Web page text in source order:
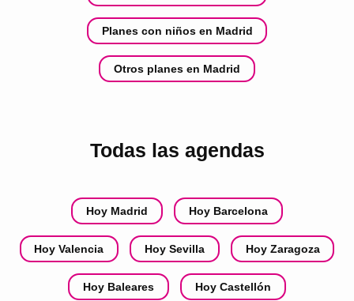
Planes con niños en Madrid
Otros planes en Madrid
Todas las agendas
Hoy Madrid Hoy Barcelona
Hoy Valencia Hoy Sevilla Hoy Zaragoza
Hoy Baleares Hoy Castellón